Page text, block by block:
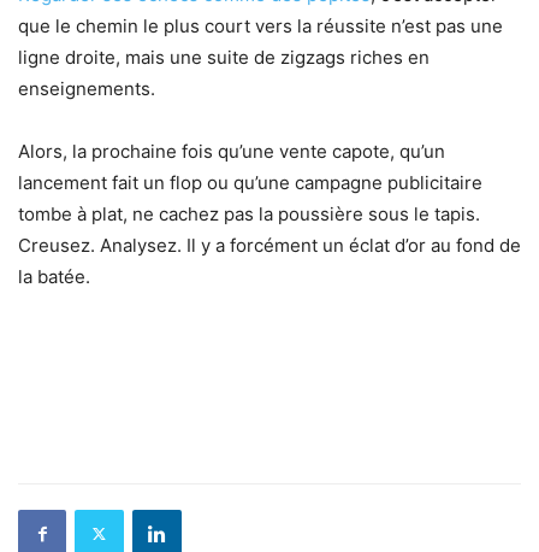
que le chemin le plus court vers la réussite n’est pas une
ligne droite, mais une suite de zigzags riches en
enseignements.
Alors, la prochaine fois qu’une vente capote, qu’un
lancement fait un flop ou qu’une campagne publicitaire
tombe à plat, ne cachez pas la poussière sous le tapis.
Creusez. Analysez. Il y a forcément un éclat d’or au fond de
la batée.